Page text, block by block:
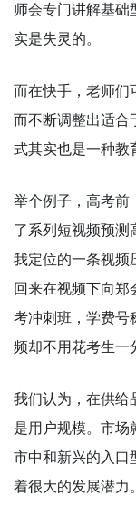
师会专门讲解基础
实是失灵的。
而在快手，老师们
而不断调整出适合
式其实也是一种教
举个例子，高考前
了系列短视频预测
我定位的一条视频
回来在视频下向郑
考冲刺班，学费号
频却不用花考生一
我们认为，在供给
是用户规模。市场
市中和新兴的入口
着很大的发展潜力